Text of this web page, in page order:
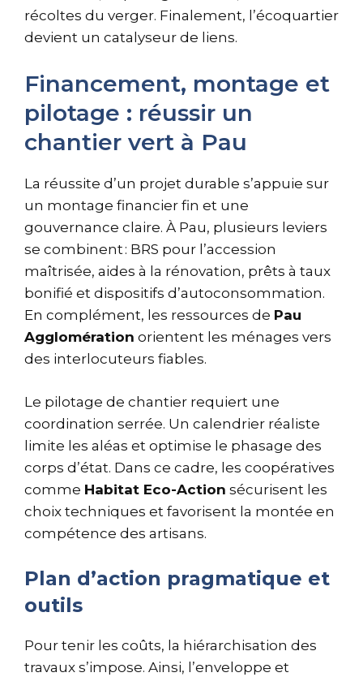
récoltes du verger. Finalement, l’écoquartier
devient un catalyseur de liens.
Financement, montage et
pilotage : réussir un
chantier vert à Pau
La réussite d’un projet durable s’appuie sur
un montage financier fin et une
gouvernance claire. À Pau, plusieurs leviers
se combinent : BRS pour l’accession
maîtrisée, aides à la rénovation, prêts à taux
bonifié et dispositifs d’autoconsommation.
En complément, les ressources de Pau
Agglomération orientent les ménages vers
des interlocuteurs fiables.
Le pilotage de chantier requiert une
coordination serrée. Un calendrier réaliste
limite les aléas et optimise le phasage des
corps d’état. Dans ce cadre, les coopératives
comme Habitat Eco-Action sécurisent les
choix techniques et favorisent la montée en
compétence des artisans.
Plan d’action pragmatique et
outils
Pour tenir les coûts, la hiérarchisation des
travaux s’impose. Ainsi, l’enveloppe et